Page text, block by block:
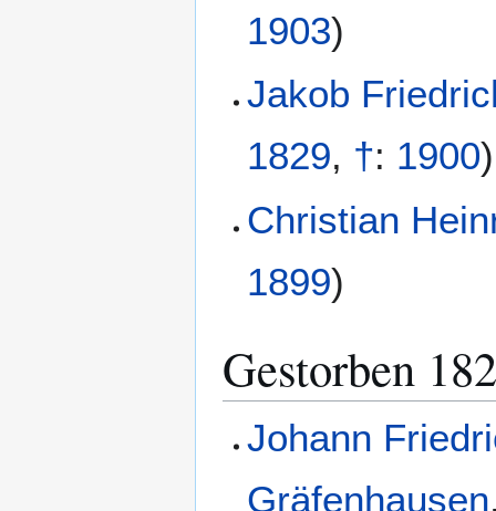
1903)
Jakob
1829, †: 1900)
Christian
1899)
Gestorben
Johann
Gräfenhausen